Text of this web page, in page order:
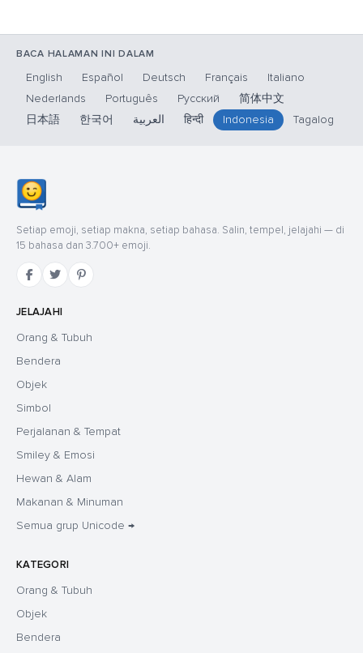
BACA HALAMAN INI DALAM
English Español Deutsch Français
Italiano
Nederlands
Português Русский
简体中文
日本語
한국어 العربية हिन्दी Indonesia Tagalog
Setiap emoji, setiap makna, setiap bahasa. Salin, tempel, jelajahi — di
15 bahasa dan 3.700+ emoji.
JELAJAHI
Orang & Tubuh
Bendera
Objek
Simbol
Perjalanan & Tempat
Smiley & Emosi
Hewan & Alam
Makanan & Minuman
Semua grup Unicode →
KATEGORI
Orang & Tubuh
Objek
Bendera